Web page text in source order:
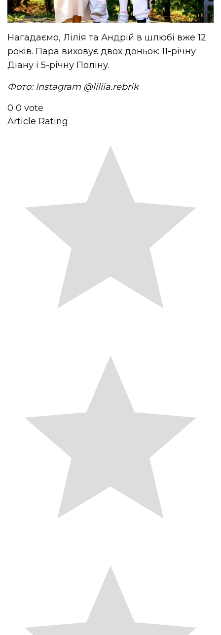
Нагадаємо, Лілія та Андрій в шлюбі вже 12
років. Пара виховує двох доньок: 11-річну
Діану і 5-річну Поліну.
Фото: Instagram @liliia.rebrik
0 0 vote
Article Rating